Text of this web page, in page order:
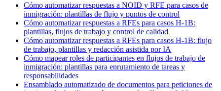
Cómo automatizar respuestas a NOID y RFE para casos de
inmigración: plantillas de flujo y puntos de control
Cómo automatizar respuestas a RFEs para casos H-1B:
plantillas, flujos de trabajo y control de calidad
Cómo automatizar respuestas a RFEs para casos H-1B: flujo
de trabajo, plantillas y redacción asistida por IA
Cómo mapear roles de participantes en flujos de trabajo de
inmigración: plantillas para enrutamiento de tareas y
responsabilidades
Ensamblado automatizado de documentos para peticiones de